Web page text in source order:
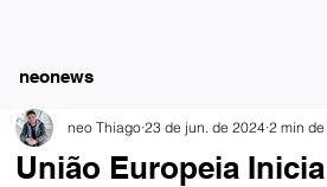
neonews
União Europeia
neo Thiago 23 de jun. de 2024 2 min